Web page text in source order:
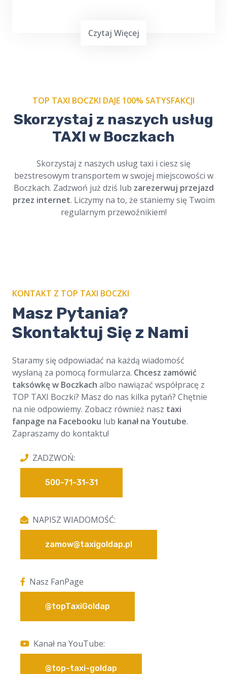
Zamów naszetaxi na cmentarz w Boczkachi
podróżuj w spokoju. Profesjonalni kierowcy,
zawsze na czas. Cichy i bezpieczny przejazd.
Czytaj Więcej
TOP TAXI BOCZKI DAJE 100% SATYSFAKCJI
Skorzystaj z naszych usług
TAXI w Boczkach
Skorzystaj z naszych usług taxi i ciesz się
bezstresowym transportem w swojej miejscowości w
Boczkach. Zadzwoń już dziś lub zarezerwuj przejazd
przez internet. Liczymy na to, że staniemy się Twoim
regularnym przewoźnikiem!
KONTAKT Z TOP TAXI BOCZKI
Masz Pytania?
Skontaktuj Się z Nami
Staramy się odpowiadać na każdą wiadomość
wysłaną za pomocą formularza. Chcesz zamówić
taksówkę w Boczkach albo nawiązać współpracę z
TOP TAXI Boczki? Masz do nas kilka pytań? Chętnie
na nie odpowiemy. Zobacz również nasz taxi
fanpage na Facebooku lub kanał na Youtube.
Zapraszamy do kontaktu!
ZADZWOŃ:
500-71-31-31
NAPISZ WIADOMOŚĆ:
zamow@taxigoldap.pl
Nasz FanPage
@topTaxiGoldap
Kanał na YouTube:
@top-taxi-goldap